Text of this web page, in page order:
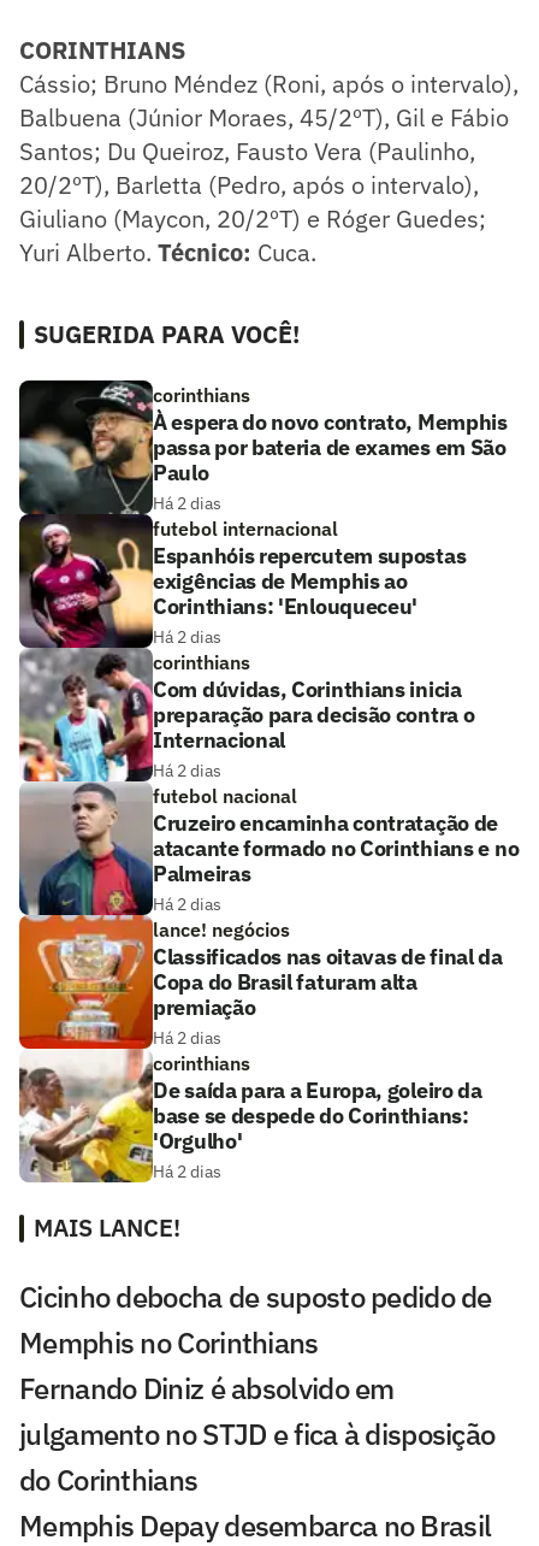
CORINTHIANS
Cássio; Bruno Méndez (Roni, após o intervalo),
Balbuena (Júnior Moraes, 45/2ºT), Gil e Fábio
Santos; Du Queiroz, Fausto Vera (Paulinho,
20/2ºT), Barletta (Pedro, após o intervalo),
Giuliano (Maycon, 20/2ºT) e Róger Guedes;
Yuri Alberto. Técnico: Cuca.
SUGERIDA PARA VOCÊ!
corinthians
À espera do novo contrato, Memphis
passa por bateria de exames em São
Paulo
Há 2 dias
futebol internacional
Espanhóis repercutem supostas
exigências de Memphis ao
Corinthians: 'Enlouqueceu'
Há 2 dias
corinthians
Com dúvidas, Corinthians inicia
preparação para decisão contra o
Internacional
Há 2 dias
futebol nacional
Cruzeiro encaminha contratação de
atacante formado no Corinthians e no
Palmeiras
Há 2 dias
lance! negócios
Classificados nas oitavas de final da
Copa do Brasil faturam alta
premiação
Há 2 dias
corinthians
De saída para a Europa, goleiro da
base se despede do Corinthians:
'Orgulho'
Há 2 dias
MAIS LANCE!
Cicinho debocha de suposto pedido de
Memphis no Corinthians
Fernando Diniz é absolvido em
julgamento no STJD e fica à disposição
do Corinthians
Memphis Depay desembarca no Brasil